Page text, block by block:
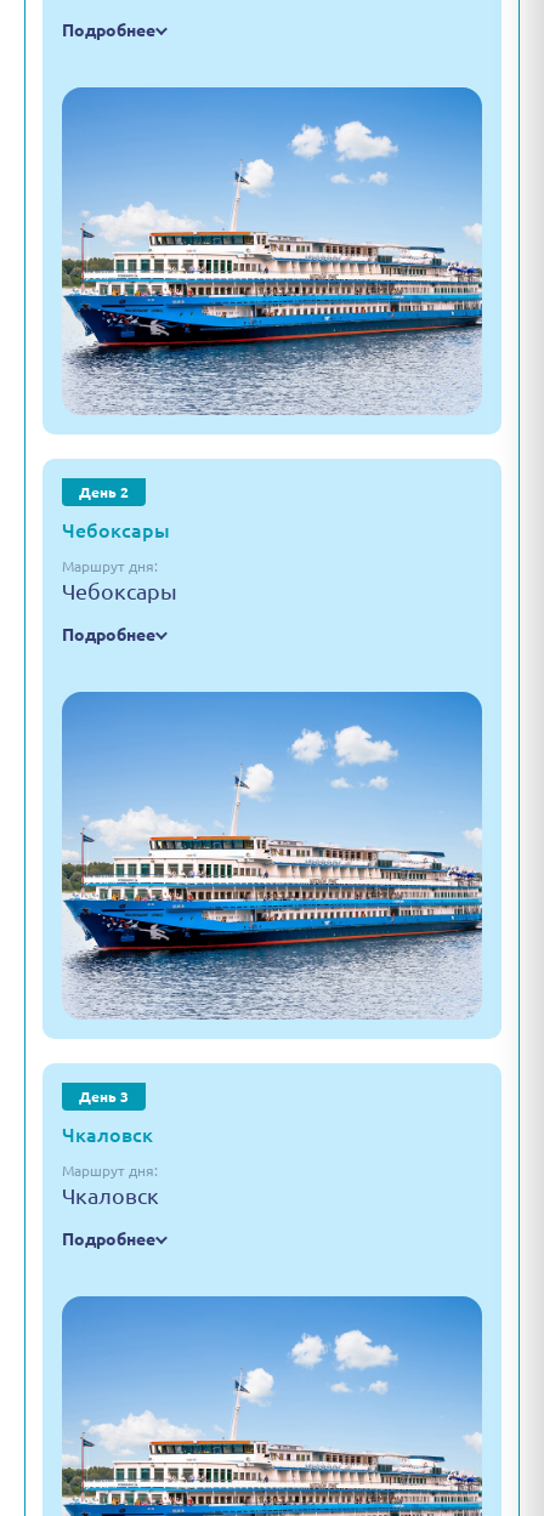
Подробнее
День 2
Чебоксары
Маршрут дня:
Чебоксары
Подробнее
День 3
Чкаловск
Маршрут дня:
Чкаловск
Подробнее